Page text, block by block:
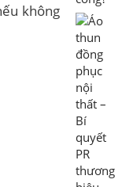
không